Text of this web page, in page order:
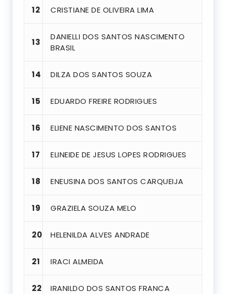
12 CRISTIANE DE OLIVEIRA LIMA
13
DANIELLI DOS SANTOS NASCIMENTO
BRASIL
14 DILZA DOS SANTOS SOUZA
15 EDUARDO FREIRE RODRIGUES
16 ELIENE NASCIMENTO DOS SANTOS
17 ELINEIDE DE JESUS LOPES RODRIGUES
18 ENEUSINA DOS SANTOS CARQUEIJA
19 GRAZIELA SOUZA MELO
20 HELENILDA ALVES ANDRADE
21 IRACI ALMEIDA
22 IRANILDO DOS SANTOS FRANCA